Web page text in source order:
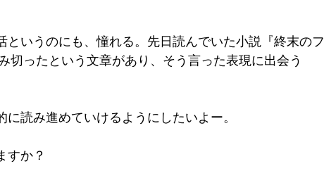
いうのにも、憧れる。先日読んでいた小説『終末のフ
切ったという文章があり、そう言った表現に出会う
読み進めていけるようにしたいよー。
すか？